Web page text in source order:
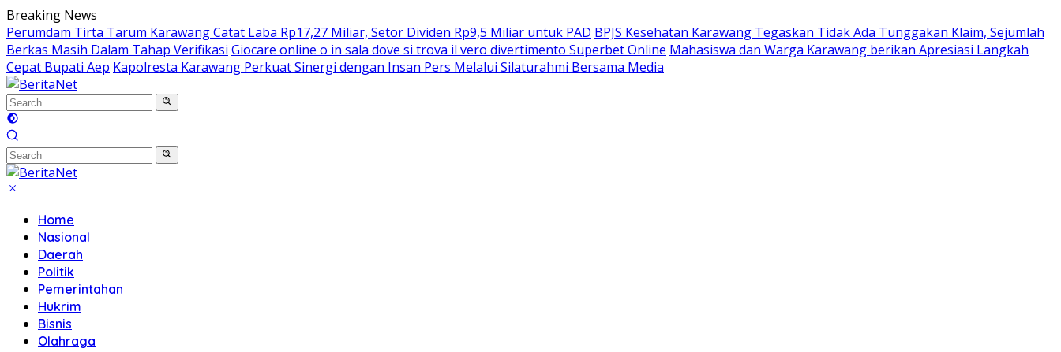
Skip
to
content
Breaking News
Perumdam Tirta Tarum Karawang Catat Laba Rp17,27 Miliar, Setor Dividen Rp9,5 Miliar untuk PAD BPJS Kesehatan Karawang Tegaskan Tidak Ada Tunggakan Klaim, Sejumlah
Berkas Masih Dalam Tahap Verifikasi Giocare online o in sala dove si trova il vero divertimento Superbet Online Mahasiswa dan Warga Karawang berikan Apresiasi Langkah
Cepat Bupati Aep Kapolresta Karawang Perkuat Sinergi dengan Insan Pers Melalui Silaturahmi Bersama Media
Home
Nasional
Daerah
Politik
Pemerintahan
Hukrim
Bisnis
Olahraga